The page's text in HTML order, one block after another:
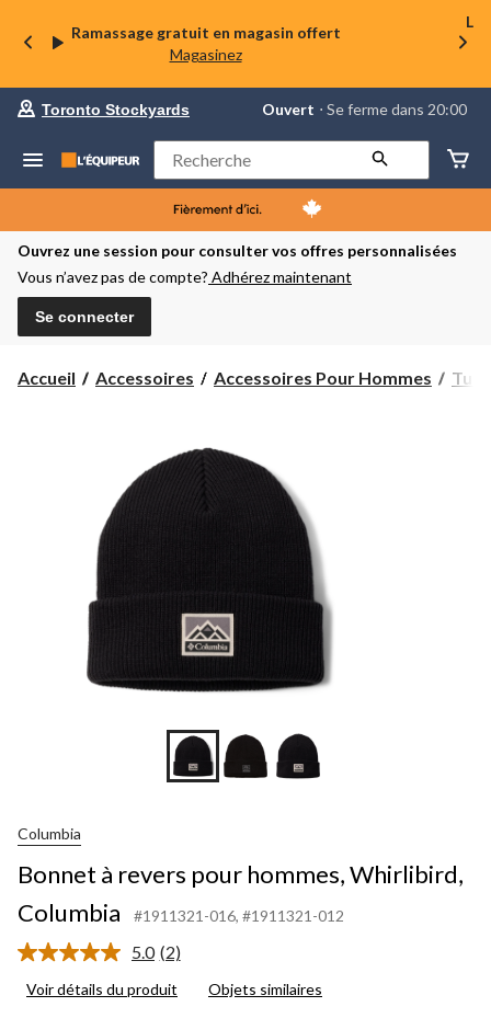
Ramassage gratuit en magasin offert
Magasinez
La
votre
préféré
Toronto
Stockyards,
courament
Ouvert,
Se
dans
changer
Toronto Stockyards Ouvert ⋅ Se ferme dans 20:00
Rechercher
Ouvrez une session pour consulter vos offres personnalisées
Vous n’avez pas de compte? Adhérez maintenant
Se connecter
Accueil Accessoires Accessoires Pour Hommes
Columbia
Bonnet à revers pour hommes, Whirlibird,
Columbia
#1911321-016, #1911321-012
5.0 Lire
2
(2)
Voir détails du produit Objets similaires